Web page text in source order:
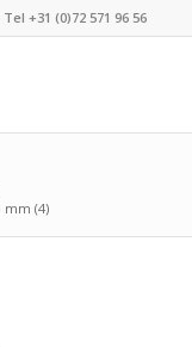
+31 (0)72 571 96 56
mm (4)